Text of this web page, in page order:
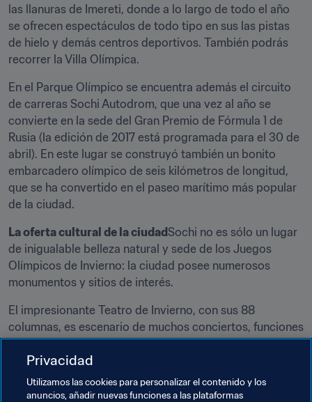
las llanuras de Imereti, donde a lo largo de todo el año
se ofrecen espectáculos de todo tipo en sus las pistas
de hielo y demás centros deportivos. También podrás
recorrer la Villa Olímpica.
En el Parque Olímpico se encuentra además el circuito
de carreras Sochi Autodrom, que una vez al año se
convierte en la sede del Gran Premio de Fórmula 1 de
Rusia (la edición de 2017 está programada para el 30 de
abril). En este lugar se construyó también un bonito
embarcadero olímpico de seis kilómetros de longitud,
que se ha convertido en el paseo marítimo más popular
de la ciudad.
La oferta cultural de la ciudadSochi no es sólo un lugar
de inigualable belleza natural y sede de los Juegos
Olímpicos de Invierno: la ciudad posee numerosos
monumentos y sitios de interés.
El impresionante Teatro de Invierno, con sus 88
columnas, es escenario de muchos conciertos, funciones
dramáticas, teatro internacional y festivales de cine.
Como en Sochi y en los paisajes circundantes se
filmaron muchas películas, la ciudad llegó a ser conocida
como el Hollywood ruso.
Privacidad
Utilizamos las cookies para personalizar el contenido y los
anuncios, añadir nuevas funciones a las plataformas